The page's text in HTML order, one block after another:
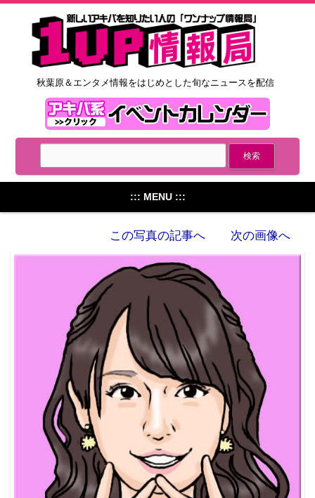
秋葉原＆エンタメ情報をはじめとした旬なニュースを配信
::: MENU :::
この写真の記事へ 次の画像へ